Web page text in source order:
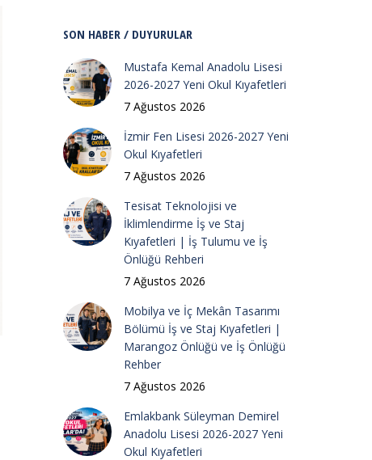
SON HABER / DUYURULAR
Mustafa Kemal Anadolu Lisesi
2026-2027 Yeni Okul Kıyafetleri
7 Ağustos 2026
İzmir Fen Lisesi 2026-2027 Yeni
Okul Kıyafetleri
7 Ağustos 2026
Tesisat Teknolojisi ve
İklimlendirme İş ve Staj
Kıyafetleri | İş Tulumu ve İş
Önlüğü Rehberi
7 Ağustos 2026
Mobilya ve İç Mekân Tasarımı
Bölümü İş ve Staj Kıyafetleri |
Marangoz Önlüğü ve İş Önlüğü
Rehber
7 Ağustos 2026
Emlakbank Süleyman Demirel
Anadolu Lisesi 2026-2027 Yeni
Okul Kıyafetleri